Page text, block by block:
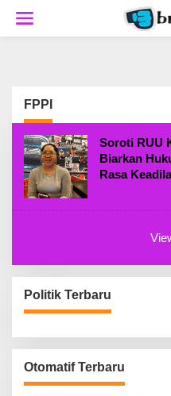
i
FPPI
Soroti RUU
Biarkan
Rasa
Politik Terbaru
Otomatif Terbaru